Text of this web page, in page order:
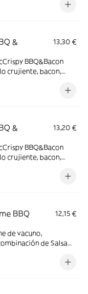
fresca y tiras de
&
13,30 €
BBQ&Bacon
crujiente, bacon,
&
13,20 €
BBQ&Bacon
crujiente, bacon,
BBQ
12,15 €
de vacuno,
de Salsa
fresca y tiras de